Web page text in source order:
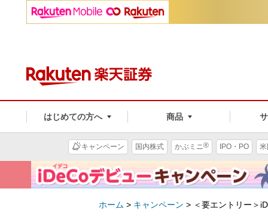
はじめての方へ 商品
キャンペーン 国内株式 かぶミニ® IPO・PO
ホーム > キャンペーン > ＜要エントリー＞